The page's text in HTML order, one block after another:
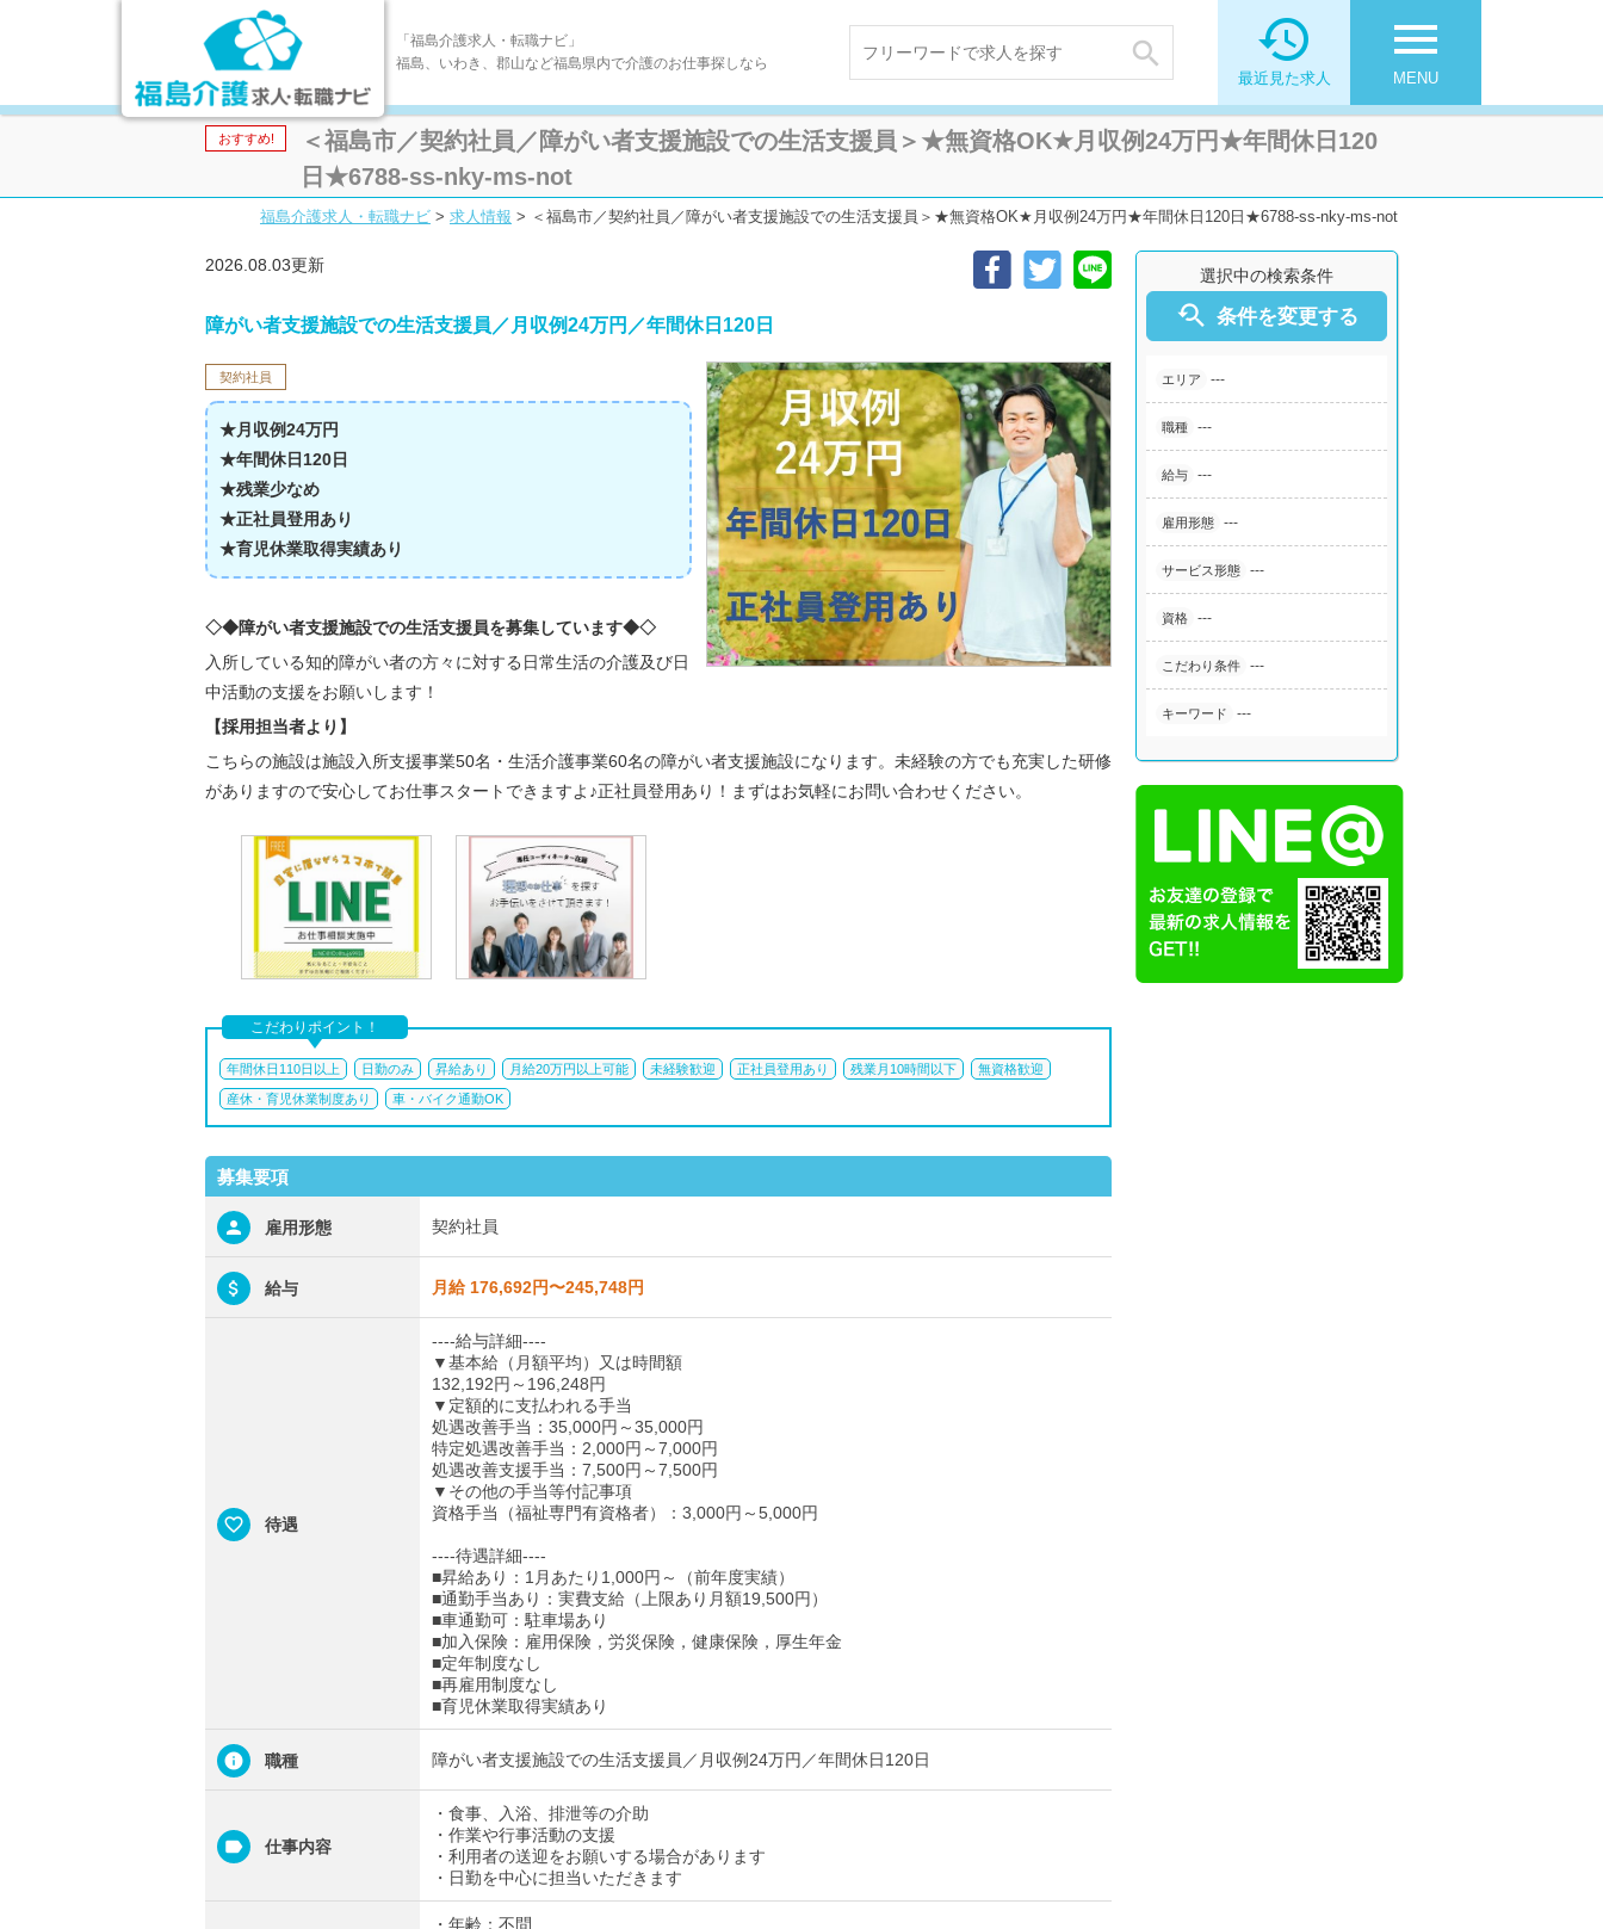
「福島介護求人・転職ナビ」
福島、いわき、郡山など福島県内で介護のお仕事探しなら
 menu
MENU

最近見た求人
おすすめ!
＜福島市／契約社員／障がい者支援施設での生活支援員＞★無資格OK★月収例24万円★年間休日120
日★6788-ss-nky-ms-not
福島介護求人・転職ナビ > 求人情報 > ＜福島市／契約社員／障がい者支援施設での生活支援員＞★無資格OK★月収例24万円★年間休日120日★6788-ss-nky-ms-not
選択中の検索条件
 条件を変更する
エリア ---
職種 ---
給与 ---
雇用形態 ---
サービス形態 ---
資格 ---
こだわり条件 ---
キーワード ---
2026.08.03更新
障がい者支援施設での生活支援員／月収例24万円／年間休日120日
契約社員
★月収例24万円
★年間休日120日
★残業少なめ
★正社員登用あり
★育児休業取得実績あり
◇◆障がい者支援施設での生活支援員を募集しています◆◇
入所している知的障がい者の方々に対する日常生活の介護及び日
中活動の支援をお願いします！
【採用担当者より】
こちらの施設は施設入所支援事業50名・生活介護事業60名の障がい者支援施設になります。未経験の方でも充実した研修
がありますので安心してお仕事スタートできますよ♪正社員登用あり！まずはお気軽にお問い合わせください。
こだわりポイント！
年間休日110日以上 日勤のみ 昇給あり 月給20万円以上可能 未経験歓迎 正社員登用あり 残業月10時間以下 無資格歓迎
産休・育児休業制度あり 車・バイク通勤OK
募集要項
雇用形態 契約社員
給与 月給 176,692円〜245,748円
待遇
----給与詳細----
▼基本給（月額平均）又は時間額
132,192円～196,248円
▼定額的に支払われる手当
処遇改善手当：35,000円～35,000円
特定処遇改善手当：2,000円～7,000円
処遇改善支援手当：7,500円～7,500円
▼その他の手当等付記事項
資格手当（福祉専門有資格者）：3,000円～5,000円
----待遇詳細----
■昇給あり：1月あたり1,000円～（前年度実績）
■通勤手当あり：実費支給（上限あり月額19,500円）
■車通勤可：駐車場あり
■加入保険：雇用保険，労災保険，健康保険，厚生年金
■定年制度なし
■再雇用制度なし
■育児休業取得実績あり
職種 障がい者支援施設での生活支援員／月収例24万円／年間休日120日
仕事内容
・食事、入浴、排泄等の介助
・作業や行事活動の支援
・利用者の送迎をお願いする場合があります
・日勤を中心に担当いただきます
・年齢：不問